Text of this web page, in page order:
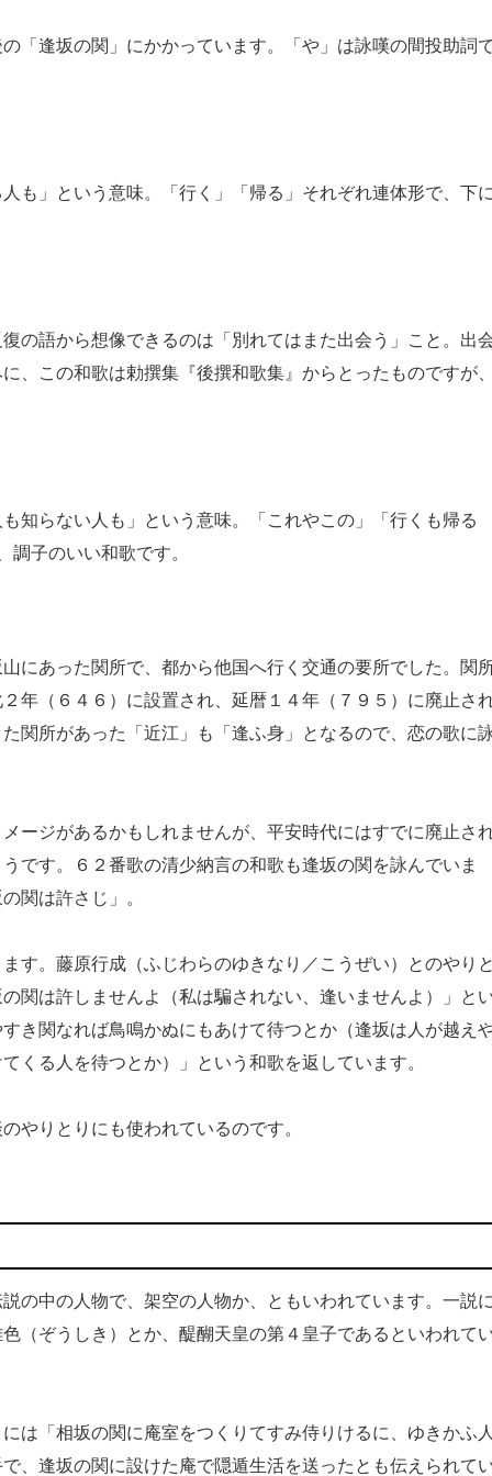
逢坂の関」にかかっています。「や」は詠嘆の間投助詞
」という意味。「行く」「帰る」それぞれ連体形で、下に
語から想像できるのは「別れてはまた出会う」こと。出
、この和歌は勅撰集『後撰和歌集』からとったものですが、
らない人も」という意味。「これやこの」「行くも帰る
子のいい和歌です。
あった関所で、都から他国へ行く交通の要所でした。関
年（６４６）に設置され、延暦１４年（７９５）に廃止さ
関所があった「近江」も「逢ふ身」となるので、恋の歌に
ジがあるかもしれませんが、平安時代にはすでに廃止さ
です。６２番歌の清少納言の和歌も逢坂の関を詠んでいま
関は許さじ」。
。藤原行成（ふじわらのゆきなり／こうぜい）とのやりと
関は許しませんよ（私は騙されない、逢いませんよ）」と
き関なれば鳥鳴かぬにもあけて待つとか（逢坂は人が越え
くる人を待つとか）」という和歌を返しています。
りとりにも使われているのです。
中の人物で、架空の人物か、ともいわれています。一説に
（ぞうしき）とか、醍醐天皇の第４皇子であるといわれて
「相坂の関に庵室をつくりてすみ侍りけるに、ゆきかふ人
、逢坂の関に設けた庵で隠遁生活を送ったとも伝えられて